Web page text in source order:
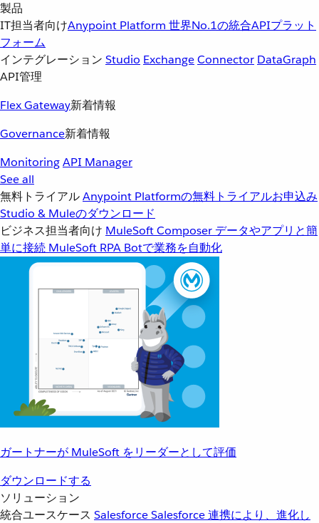
製品
IT担当者向けAnypoint Platform 世界No.1の統合APIプラット
フォーム
インテグレーション Studio ExchangeConnector DataGraph
API管理
Flex Gateway新着情報
Governance新着情報
MonitoringAPI Manager
See all
無料トライアルAnypoint Platformの無料トライアルお申込み
Studio & Muleのダウンロード
ビジネス担当者向け MuleSoft Composer データやアプリと簡
単に接続 MuleSoft RPA Botで業務を自動化
ガートナーが MuleSoft をリーダーとして評価
ダウンロードする
ソリューション
統合ユースケース SalesforceSalesforce 連携により、進化し